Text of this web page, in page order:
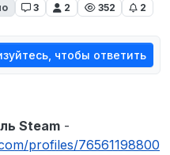
3 2 352 2
чтобы ответить
Steam -
profiles/76561198800